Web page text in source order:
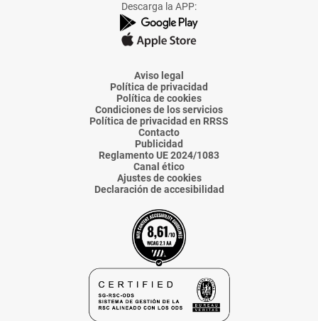
de
La
Voz
Almería
de
La
Voz
Almería
de
La
Voz
Almería
de
La
Voz
Almería
de
La
Voz
Descarga la APP:
Aviso legal
Política de privacidad
Política de cookies
Condiciones de los servicios
Política de privacidad en RRSS
Contacto
Publicidad
Reglamento UE 2024/1083
Canal ético
Ajustes de cookies
Declaración de accesibilidad